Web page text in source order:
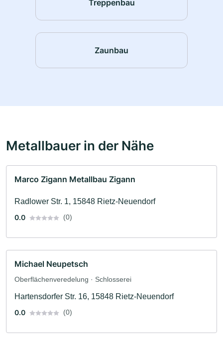
Treppenbau
Zaunbau
Metallbauer in der Nähe
Marco Zigann Metallbau Zigann
Radlower Str. 1, 15848 Rietz-Neuendorf
0.0
(0)
Michael Neupetsch
Oberflächenveredelung · Schlosserei
Hartensdorfer Str. 16, 15848 Rietz-Neuendorf
0.0
(0)